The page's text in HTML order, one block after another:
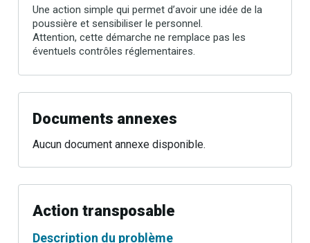
Une action simple qui permet d’avoir une idée de la
poussière et sensibiliser le personnel.
Attention, cette démarche ne remplace pas les
éventuels contrôles réglementaires.
Documents annexes
Aucun document annexe disponible.
Action transposable
Description du problème